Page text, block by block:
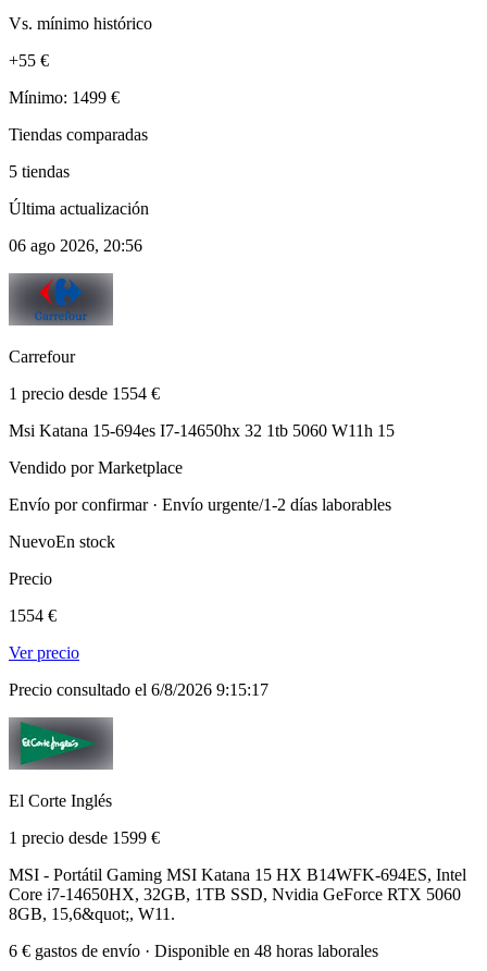
Vs. mínimo histórico
+55 €
Mínimo: 1499 €
Tiendas comparadas
5 tiendas
Última actualización
06 ago 2026, 20:56
Carrefour
1 precio desde 1554 €
Msi Katana 15-694es I7-14650hx 32 1tb 5060 W11h 15
Vendido por Marketplace
Envío por confirmar · Envío urgente/1-2 días laborables
NuevoEn stock
Precio
1554 €
Ver precio
Precio consultado el 6/8/2026 9:15:17
El Corte Inglés
1 precio desde 1599 €
MSI - Portátil Gaming MSI Katana 15 HX B14WFK-694ES, Intel
Core i7-14650HX, 32GB, 1TB SSD, Nvidia GeForce RTX 5060
8GB, 15,6&quot;, W11.
6 € gastos de envío · Disponible en 48 horas laborales